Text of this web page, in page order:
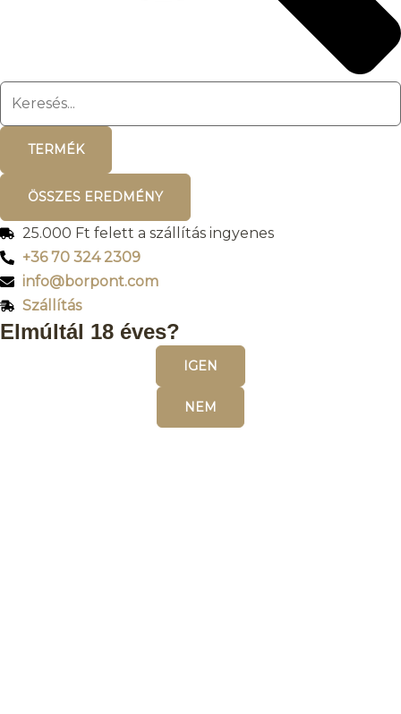
TERMÉK
ÖSSZES EREDMÉNY
25.000 Ft felett a szállítás ingyenes
+36 70 324 2309
info@borpont.com
Szállítás
Elmúltál 18 éves?
IGEN
NEM